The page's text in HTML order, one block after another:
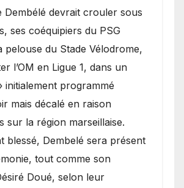
Dembélé devrait crouler sous
ses coéquipiers du PSG
pelouse du Stade Vélodrome,
l’OM en Ligue 1, dans un
initialement programmé
mais décalé en raison
sur la région marseillaise.
blessé, Dembelé sera présent
tout comme son
Doué, selon leur